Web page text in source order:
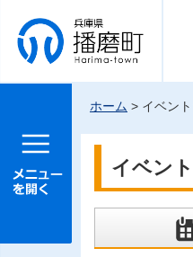
兵庫県 播
磨町
メニュー
ホーム > イベン
イベン